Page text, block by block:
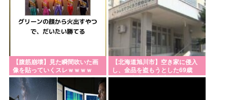
米農家「流石にこんな値段じゃ、米作り辞める人、
出るんじゃないかなあ？？」
Powered by livedoor 相互RSS
【腹筋崩壊】見た瞬間吹いた画
像を貼っていくスレｗｗｗｗ
【北海道旭川市】空き家に侵入
し、金品を盗もうとした69歳
人、阿㘴上利是逮捕！